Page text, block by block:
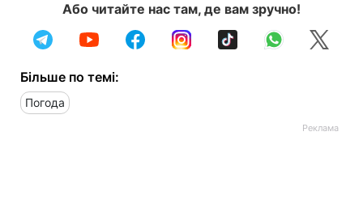
Або читайте нас там, де вам зручно!
Більше по темі:
Погода